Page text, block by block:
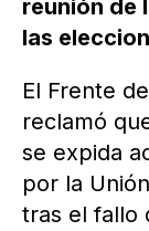
reunión de
las
El Frente
reclamó
se expida
por la
tras el fallo